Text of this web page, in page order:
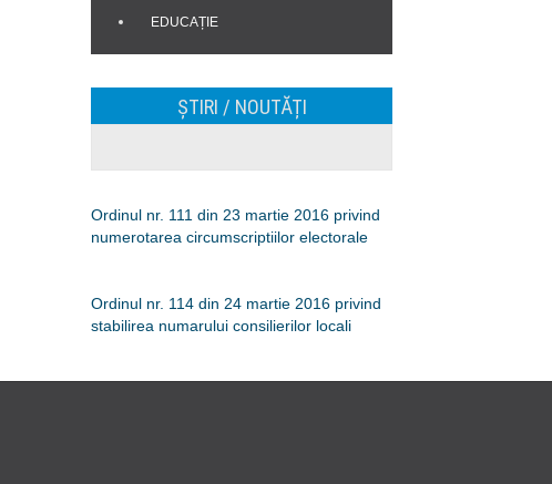
EDUCAȚIE
ȘTIRI / NOUTĂȚI
Ordinul nr. 111 din 23 martie 2016 privind
numerotarea circumscriptiilor electorale
Ordinul nr. 114 din 24 martie 2016 privind
stabilirea numarului consilierilor locali